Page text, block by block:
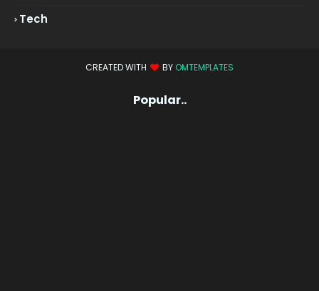
Tech
CREATED WITH BY OMTEMPLATES
Popular..